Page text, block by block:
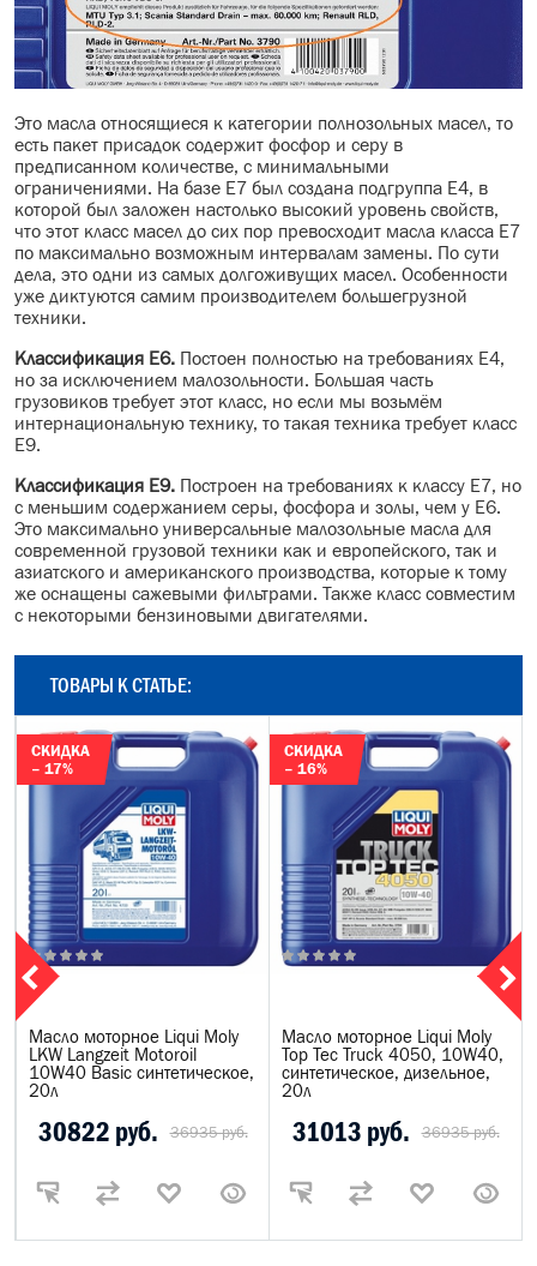
Это масла относящиеся к категории полнозольных масел, то
есть пакет присадок содержит фосфор и серу в
предписанном количестве, с минимальными
ограничениями. На базе Е7 был создана подгруппа Е4, в
которой был заложен настолько высокий уровень свойств,
что этот класс масел до сих пор превосходит масла класса Е7
по максимально возможным интервалам замены. По сути
дела, это одни из самых долгоживущих масел. Особенности
уже диктуются самим производителем большегрузной
техники.
Классификация Е6. Постоен полностью на требованиях Е4,
но за исключением малозольности. Большая часть
грузовиков требует этот класс, но если мы возьмём
интернациональную технику, то такая техника требует класс
Е9.
Классификация Е9. Построен на требованиях к классу Е7, но
с меньшим содержанием серы, фосфора и золы, чем у Е6.
Это максимально универсальные малозольные масла для
современной грузовой техники как и европейского, так и
азиатского и американского производства, которые к тому
же оснащены сажевыми фильтрами. Также класс совместим
с некоторыми бензиновыми двигателями.
ТОВАРЫ К СТАТЬЕ:
СКИДКА
– 17%
Масло моторное Liqui Moly
LKW Langzeit Motoroil
10W40 Basic синтетическое,
20л
30822 руб. 36935 руб.
СКИДКА
– 16%
Масло моторное Liqui Moly
Top Tec Truck 4050, 10W40,
синтетическое, дизельное,
20л
31013 руб. 36935 руб.